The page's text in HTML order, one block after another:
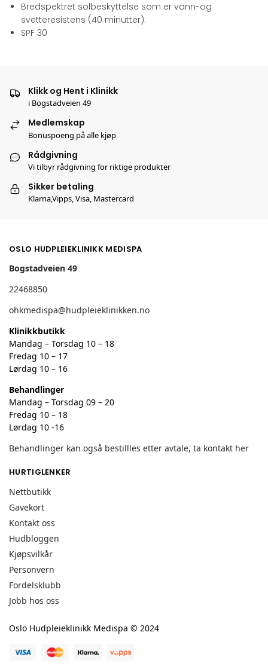
Bredspektret solbeskyttelse som er vann-og
svetteresistens (40 minutter).
SPF 30
Klikk og Hent i Klinikk
i Bogstadveien 49
Medlemskap
Bonuspoeng på alle kjøp
Rådgivning
Vi tilbyr rådgivning for riktige produkter
Sikker betaling
Klarna,Vipps, Visa, Mastercard
OSLO HUDPLEIEKLINIKK MEDISPA
Bogstadveien 49
22468850
ohkmedispa@hudpleieklinikken.no
Klinikkbutikk
Mandag – Torsdag 10 – 18
Fredag 10 – 17
Lørdag 10 – 16
Behandlinger
Mandag – Torsdag 09 – 20
Fredag 10 – 18
Lørdag 10 -16
Behandlinger kan også bestillles etter avtale, ta kontakt her
HURTIGLENKER
Nettbutikk
Gavekort
Kontakt oss
Hudbloggen
Kjøpsvilkår
Personvern
Fordelsklubb
Jobb hos oss
Oslo Hudpleieklinikk Medispa © 2024